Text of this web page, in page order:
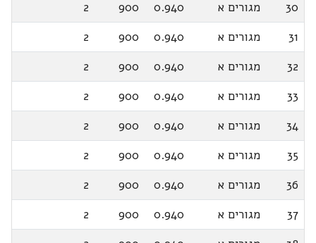
30 מגורים א 0.940
900
2
31
מגורים א 0.940
900
2
32
מגורים א 0.940
900
2
33
מגורים א 0.940
900
2
34
מגורים א 0.940
900
2
35
מגורים א 0.940
900
2
36
מגורים א 0.940
900
2
37
מגורים א 0.940
900
2